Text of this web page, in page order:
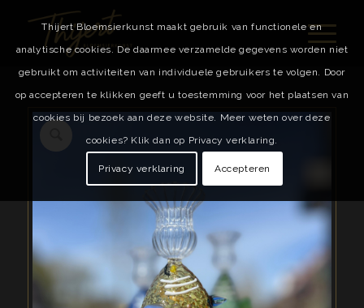
Thijert Bloemsierkunst maakt gebruik van functionele en
analytische cookies. De daarmee verzamelde gegevens worden niet
gebruikt om activiteiten van individuele gebruikers te volgen. Door
op accepteren te klikken geeft u toestemming voor het plaatsen van
cookies bij bezoek aan deze website. Meer weten over deze
cookies? Klik dan op Privacy verklaring.
Privacy verklaring Accepteren